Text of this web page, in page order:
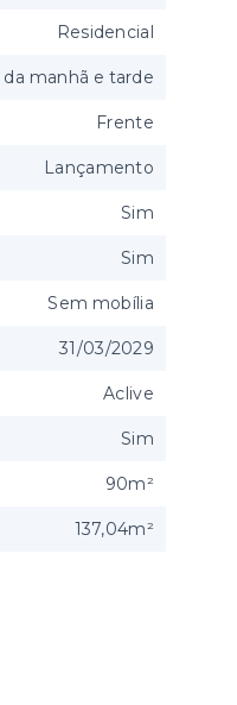
Residencial
da manhã e tarde
Frente
Lançamento
Sim
Sim
Sem mobília
31/03/2029
Aclive
Sim
90m²
137,04m²